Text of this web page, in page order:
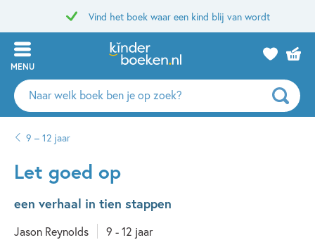
Vind het boek waar een kind blij van wordt
MENU
Zoeken
naar
auteurs
uitgevers
9 – 12 jaar
Let goed op
een verhaal in tien stappen
Jason Reynolds 9 - 12 jaar